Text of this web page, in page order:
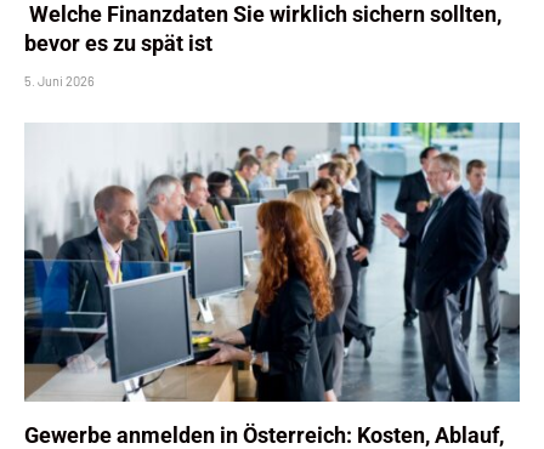
Welche Finanzdaten Sie wirklich sichern sollten,
bevor es zu spät ist
5. Juni 2026
Gewerbe anmelden in Österreich: Kosten, Ablauf,